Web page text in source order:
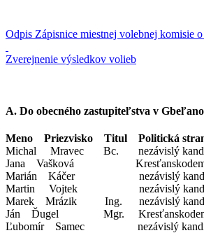
Odpis Zápisnice miestnej volebnej komisie
Zverejnenie výsledkov volieb
A. Do obecného zastupiteľstva v
Meno Priezvisko Titul Politická
Michal Mravec Bc. nezávislý
Jana Vašková
Marián Káčer nezávislý
Martin Vojtek nezávislý
Marek Mrázik Ing. nezávislý
Ján Ďugel Mgr.
Ľubomír Samec nezávislý